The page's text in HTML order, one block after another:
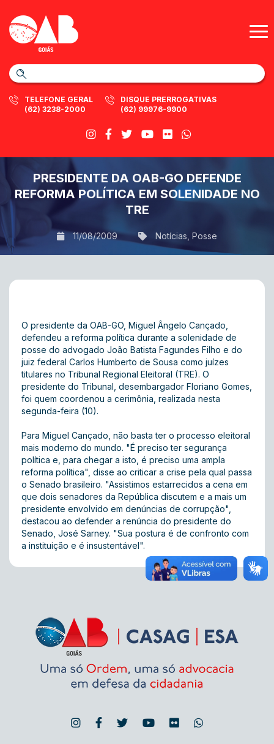
TELEFONE GERAL
(62) 3238-2000
DISQUE PRERROGATIVAS
(62) 99976-9900
PRESIDENTE DA OAB-GO DEFENDE
REFORMA POLÍTICA EM SOLENIDADE NO
TRE
11/08/2009 Notícias Posse
O presidente da OAB-GO, Miguel Ângelo Cançado,
defendeu a reforma política durante a solenidade de
posse do advogado João Batista Fagundes Filho e do
juiz federal Carlos Humberto de Sousa como juízes
titulares no Tribunal Regional Eleitoral (TRE). O
presidente do Tribunal, desembargador Floriano Gomes,
foi quem coordenou a cerimônia, realizada nesta
segunda-feira (10).
Para Miguel Cançado, não basta ter o processo eleitoral
mais moderno do mundo. "É preciso ter segurança
política e, para chegar a isto, é preciso uma ampla
reforma política", disse ao criticar a crise pela qual passa
o Senado brasileiro. "Assistimos estarrecidos a cena em
que dois senadores da República discutem e a mais um
presidente envolvido em denúncias de corrupção",
destacou ao defender a renúncia do presidente do
Senado, José Sarney. "Sua postura é de confronto com
a instituição e é insustentável".